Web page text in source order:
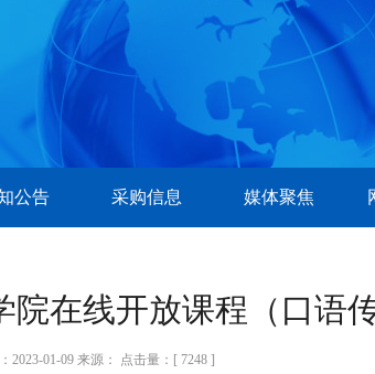
公告 采购信息 媒体聚焦
院在线开放课程（口语
2023-01-09 来源： 点击量：[ 7248 ]